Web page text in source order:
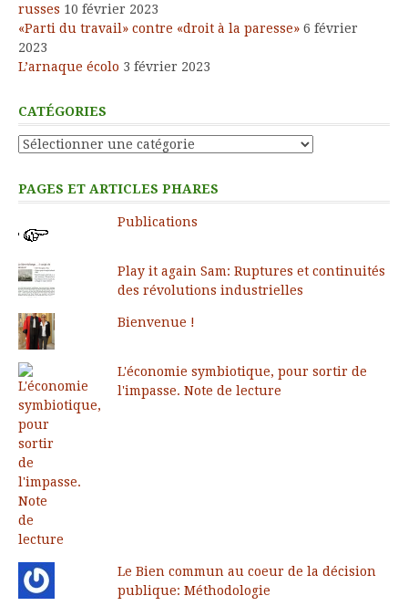
russes 10 février 2023
«Parti du travail» contre «droit à la paresse» 6 février
2023
L’arnaque écolo 3 février 2023
CATÉGORIES
Catégories
PAGES ET ARTICLES PHARES
Publications
Play it again Sam: Ruptures et continuités
des révolutions industrielles
Bienvenue !
L'économie symbiotique, pour sortir de
l'impasse. Note de lecture
Le Bien commun au coeur de la décision
publique: Méthodologie